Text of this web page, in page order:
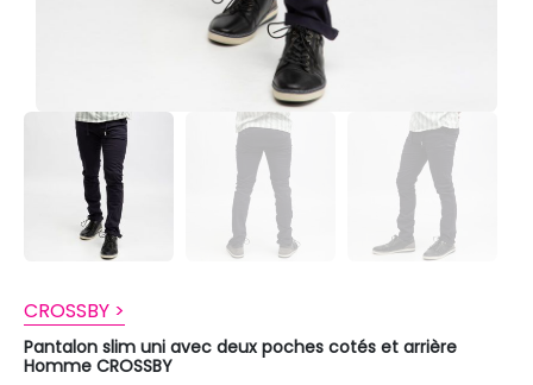
CROSSBY >
Pantalon slim uni avec deux poches cotés et arrière
Homme CROSSBY